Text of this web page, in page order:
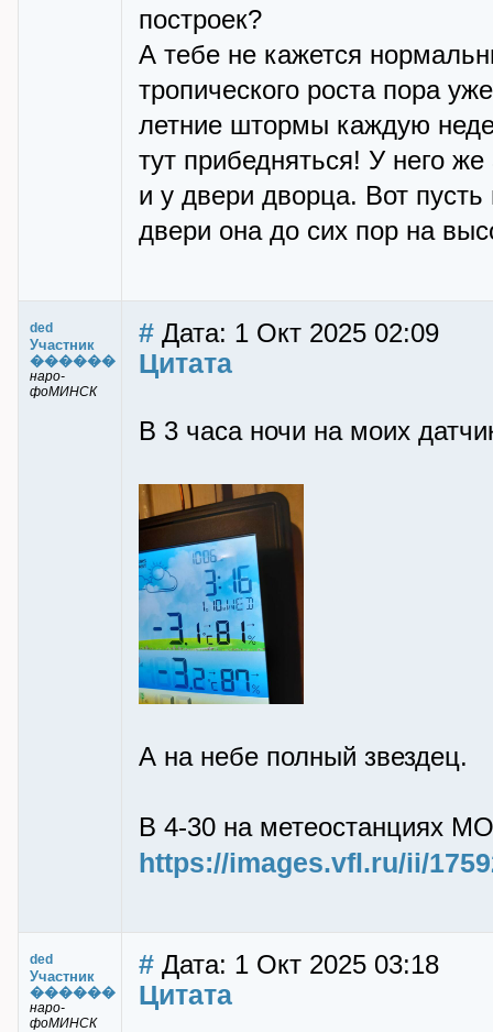
построек?
А тебе не кажется
тропического роста пора
летние штормы каждую
тут прибедняться! У него
и у двери дворца. Вот
двери она до сих пор на
ded
Участник
������
наро-
фоМИНСК
# Дата: 1 Окт 2025 02:09
Цитата
В 3 часа ночи на моих
А на небе полный звездец.
В 4-30 на метеостанциях МО
https://images.vfl.ru/ii/
ded
Участник
������
наро-
фоМИНСК
# Дата: 1 Окт 2025 03:18
Цитата